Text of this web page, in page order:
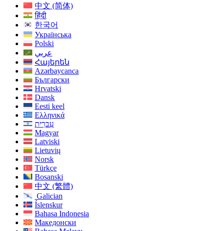
中文 (简体)
हिंदी
한국어
Українська
Polski
عربي
Հայերեն
Azərbaycanca
Български
Hrvatski
Dansk
Eesti keel
Ελληνικά
עִברִית
Magyar
Latviski
Lietuvių
Norsk
Türkçe
Bosanski
中文 (繁體)
Galician
Íslenskur
Bahasa Indonesia
Македонски